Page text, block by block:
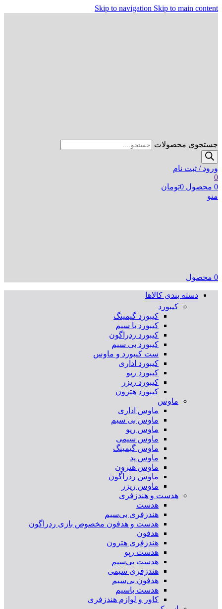
Skip to navigation Skip to main content
جستجوی محصولات
ورود / ثبت نام
0
0 محصول 0تومان
منو
0 محصول
دسته بندی کالاها
کیبورد
کیبورد گیمینگ
کیبورد با سیم
کیبورد ردراگون
کیبورد بی سیم
ست کیبورد و ماوس
کیبورد اداری
کیبورد رپو
کیبورد ریزر
کیبورد هترون
ماوس
ماوس اداری
ماوس بی سیم
ماوس رپو
ماوس سیمی
ماوس گیمینگ
ماوس پد
ماوس هترون
ماوس ردراگون
ماوس ریزر
هدست و هندزفری
هدست
هندزفری بی‌سیم
هدست و هدفون مخصوص بازی ردراگون
هدفون
هندزفری هترون
هدست رپو
هدست بی‌سیم
هندزفری سیمی
هدفون بی‌سیم
هدست باسیم
کاور و لوازم هندزفری